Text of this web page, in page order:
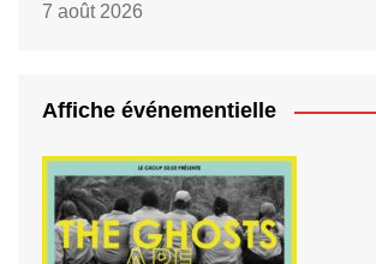
7 août 2026
Affiche événementielle